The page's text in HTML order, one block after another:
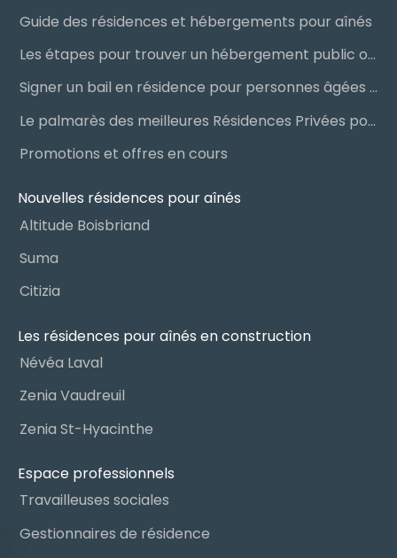
Guide des résidences et hébergements pour aînés
Les étapes pour trouver un hébergement public ou privé
Signer un bail en résidence pour personnes âgées (RPA) : ce qu’il faut savoir
Le palmarès des meilleures Résidences Privées pour Aînés (RPA)
Promotions et offres en cours
Nouvelles résidences pour aînés
Altitude Boisbriand
Suma
Citizia
Les résidences pour aînés en construction
Névéa Laval
Zenia Vaudreuil
Zenia St-Hyacinthe
Espace professionnels
Travailleuses sociales
Gestionnaires de résidence